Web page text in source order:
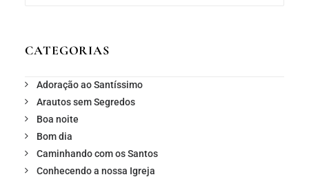
CATEGORIAS
Adoração ao Santíssimo
Arautos sem Segredos
Boa noite
Bom dia
Caminhando com os Santos
Conhecendo a nossa Igreja